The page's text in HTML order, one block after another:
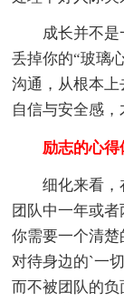
成长并不是一
丢掉你的“玻璃
沟通，从根本
自信与安全感，
励志的心得
细化来看，在
团队中一年或
你需要一个清
对待身边的`一
而不被团队的